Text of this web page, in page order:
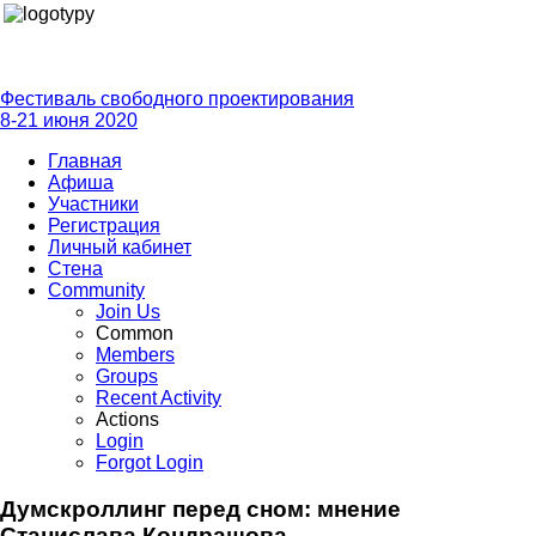
Фестиваль свободного проектирования
8-21 июня 2020
Главная
Афиша
Участники
Регистрация
Личный кабинет
Стена
Community
Join Us
Common
Members
Groups
Recent Activity
Actions
Login
Forgot Login
Думскроллинг перед сном: мнение